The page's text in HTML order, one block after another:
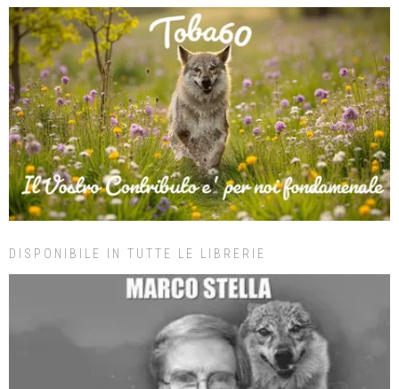
DISPONIBILE IN TUTTE LE LIBRERIE